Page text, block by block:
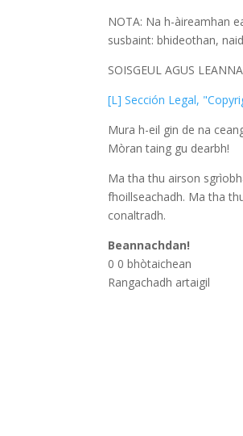
NOTA: Na h-àireamhan
susbaint: bhideothan,
SOISGEUL AGUS
[L] Sección Legal,
Mura h-eil gin de na
Mòran taing gu dearbh!
Ma tha thu airson
fhoillseachadh. Ma tha
conaltradh.
Beannachdan!
0 0 bhòtaichean
Rangachadh artaigil